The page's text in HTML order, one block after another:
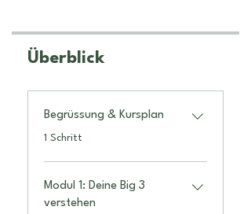
Überblick
Begrüssung & Kursplan
.1 Schritt
Modul 1: Deine Big 3
verstehen